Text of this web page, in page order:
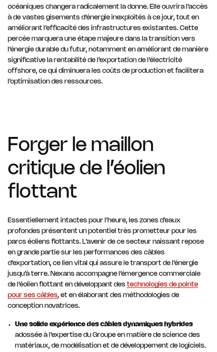
océaniques changera radicalement la donne. Elle ouvrira l’accès
à de vastes gisements d’énergie inexploités à ce jour, tout en
améliorant l’efficacité des infrastructures existantes. Cette
percée marquera une étape majeure dans la transition vers
l’énergie durable du futur, notamment en améliorant de manière
significative la rentabilité de l’exportation de l’électricité
offshore, ce qui diminuera les coûts de production et facilitera
l’optimisation des ressources.
Forger le maillon
critique de l’éolien
flottant
Essentiellement intactes pour l’heure, les zones d’eaux
profondes présentent un potentiel très prometteur pour les
parcs éoliens flottants. L’avenir de ce secteur naissant repose
en grande partie sur les performances des câbles
d’exportation, ce lien vital qui assure le transport de l’énergie
jusqu’à terre. Nexans accompagne l’émergence commerciale
de l’éolien flottant en développant des technologies de pointe
pour ses câbles, et en élaborant des méthodologies de
conception novatrices.
Une solide expérience des câbles dynamiques hybrides
adossée à l’expertise du Groupe en matière de science des
matériaux, de modélisation et de développement de logiciels.